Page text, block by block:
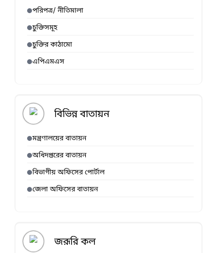
পরিপত্র/ নীতিমালা
চুক্তিসমূহ
চুক্তির কাঠামো
এপিএমএস
বিভিন্ন বাতায়ন
মন্ত্রণালয়ের বাতায়ন
অধিদপ্তরের বাতায়ন
বিভাগীয় অফিসের পোর্টাল
জেলা অফিসের বাতায়ন
জরূরি কল